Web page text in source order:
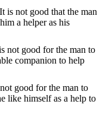
is not good that the man
a helper as his
not good for the man to
companion to help
good for the man to
like himself as a help to